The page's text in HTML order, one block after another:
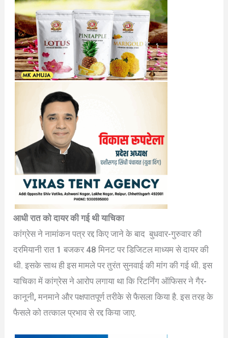
आधी रात को दायर की गई थी याचिका
कांग्रेस ने नामांकन पत्र रद्द किए जाने के बाद बुधवार-गुरुवार की
दरमियानी रात 1 बजकर 48 मिनट पर डिजिटल माध्यम से दायर की
थी. इसके साथ ही इस मामले पर तुरंत सुनवाई की मांग की गई थी. इस
याचिका में कांग्रेस ने आरोप लगाया था कि रिटर्निंग ऑफिसर ने गैर-
कानूनी, मनमाने और पक्षपातपूर्ण तरीके से फैसला किया है. इस तरह के
फैसले को तत्काल प्रभाव से रद्द किया जाए.